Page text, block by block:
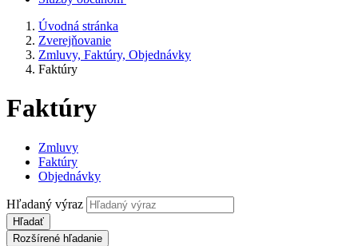
Úvodná stránka
Zverejňovanie
Zmluvy, Faktúry, Objednávky
Faktúry
Faktúry
Zmluvy
Faktúry
Objednávky
Hľadaný výraz
Hľadať
Rozšírené hľadanie